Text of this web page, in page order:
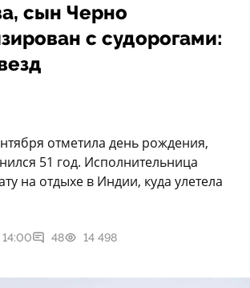
сын Черно
с судорогами:
отметила день рождения,
51 год. Исполнительница
на отдыхе в Индии, куда улетела
14:00 48 14 498